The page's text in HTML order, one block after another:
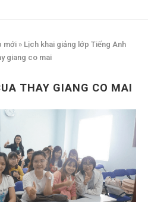
mới » Lịch khai giảng lớp Tiếng Anh
giang co mai
THAY GIANG CO MAI